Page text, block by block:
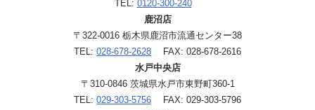
TEL: 0120-300-240
鹿沼店
〒322-0016 栃木県鹿沼市流通センター38
TEL: 028-678-2628 FAX: 028-678-2616
水戸中央店
〒310-0846 茨城県水戸市東野町360-1
TEL: 029-303-5756 FAX: 029-303-5796